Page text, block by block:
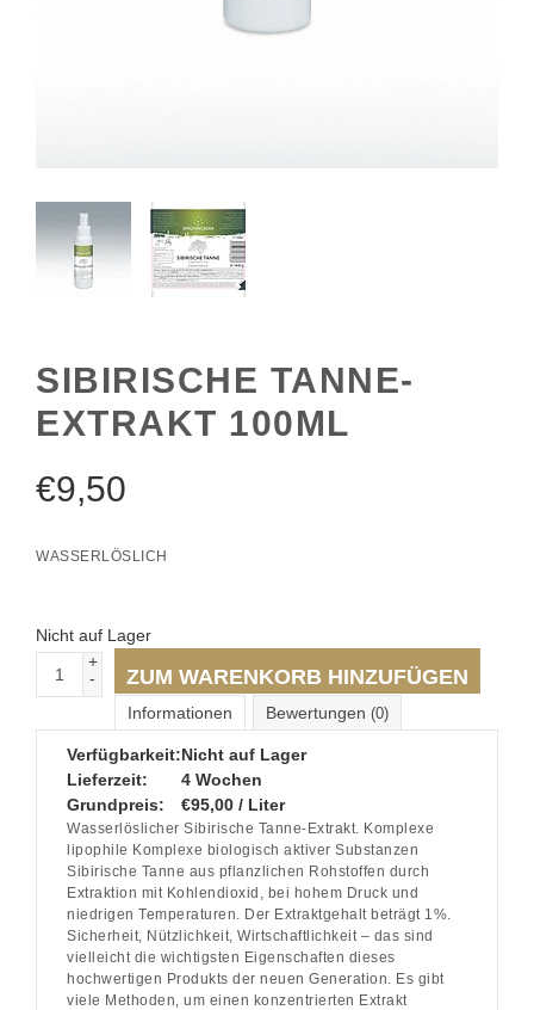
SIBIRISCHE TANNE-
EXTRAKT 100ML
€9,50
WASSERLÖSLICH
Nicht auf Lager
+
-
ZUM WARENKORB HINZUFÜGEN
Informationen Bewertungen (0)
Verfügbarkeit:Nicht auf Lager
Lieferzeit:
4 Wochen
Grundpreis:
€95,00 / Liter
Wasserlöslicher Sibirische Tanne-Extrakt. Komplexe
lipophile Komplexe biologisch aktiver Substanzen
Sibirische Tanne aus pflanzlichen Rohstoffen durch
Extraktion mit Kohlendioxid, bei hohem Druck und
niedrigen Temperaturen. Der Extraktgehalt beträgt 1%.
Sicherheit, Nützlichkeit, Wirtschaftlichkeit – das sind
vielleicht die wichtigsten Eigenschaften dieses
hochwertigen Produkts der neuen Generation. Es gibt
viele Methoden, um einen konzentrierten Extrakt